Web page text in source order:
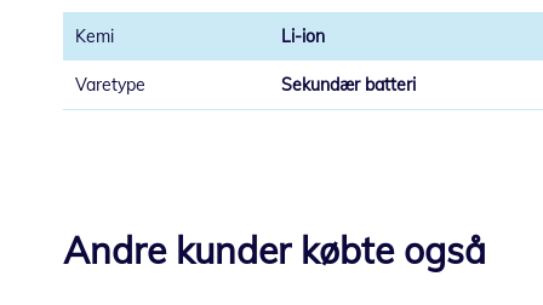
Li-ion
Sekundær batteri
Andre kunder købte også